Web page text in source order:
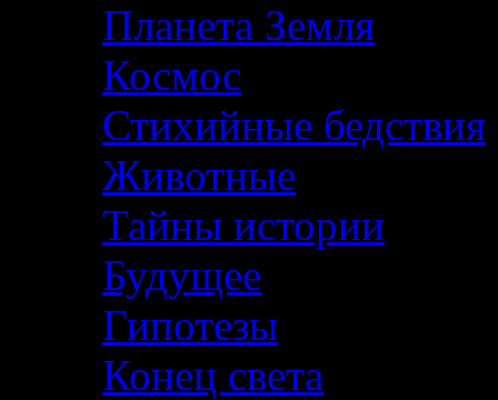
Планета Земля
Космос
Стихийные бедствия
Животные
Тайны истории
Будущее
Гипотезы
Конец света